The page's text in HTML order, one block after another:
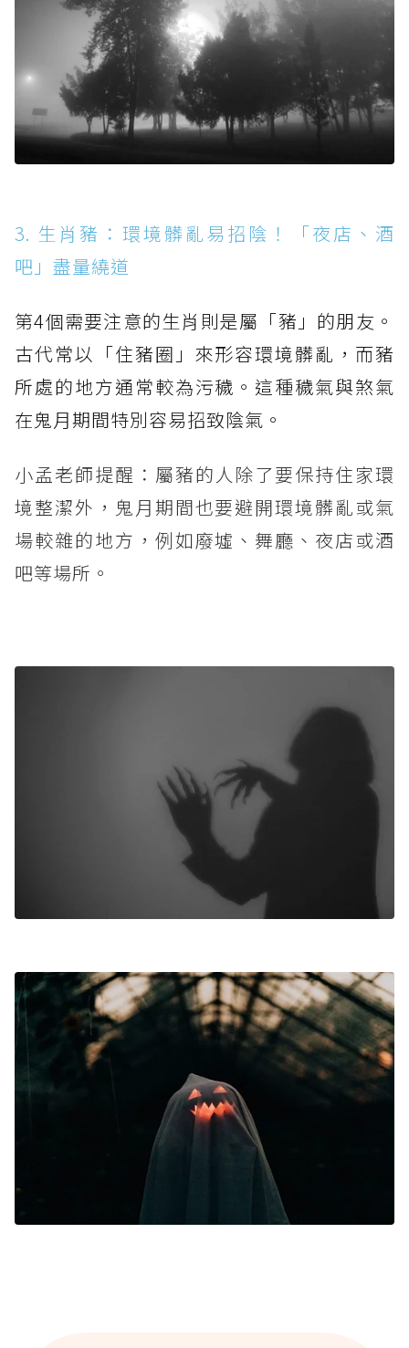
3. 生肖豬：環境髒亂易招陰！「夜店、酒
吧」盡量繞道
第4個需要注意的生肖則是屬「豬」的朋友。
古代常以「住豬圈」來形容環境髒亂，而豬
所處的地方通常較為污穢。這種穢氣與煞氣
在鬼月期間特別容易招致陰氣。
小孟老師提醒：屬豬的人除了要保持住家環
境整潔外，鬼月期間也要避開環境髒亂或氣
場較雜的地方，例如廢墟、舞廳、夜店或酒
吧等場所。